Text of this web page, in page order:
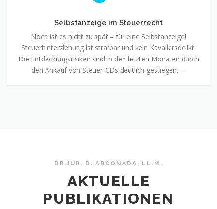
Selbstanzeige im Steuerrecht
Noch ist es nicht zu spät – für eine Selbstanzeige!
Steuerhinterziehung ist strafbar und kein Kavaliersdelikt.
Die Entdeckungsrisiken sind in den letzten Monaten durch
den Ankauf von Steuer-CDs deutlich gestiegen. …
DR.JUR. D. ARCONADA, LL.M.
AKTUELLE
PUBLIKATIONEN